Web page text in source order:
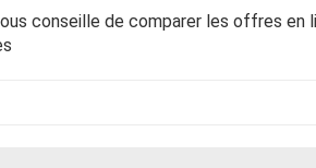
conseille de comparer les offres en